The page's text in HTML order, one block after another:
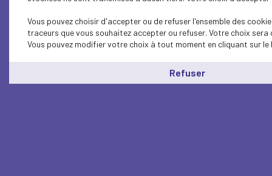
Vous pouvez choisir d'accepter ou de refuser l'ensemble des
traceurs que vous souhaitez accepter ou refuser. Votre choix
Vous pouvez modifier votre choix à tout moment en cliquant sur le
Refuser